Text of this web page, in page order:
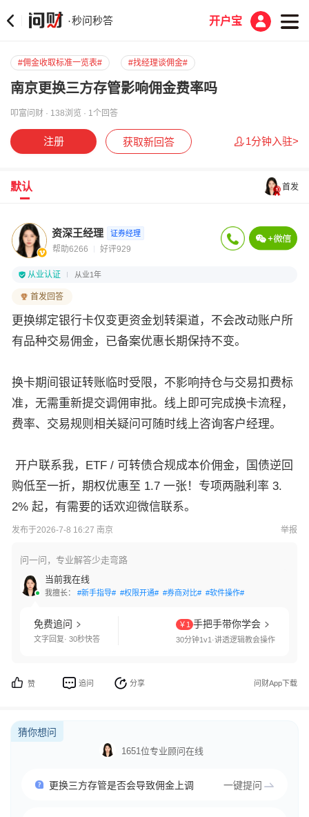
·秒问秒答 开户宝
#佣金收取标准一览表# #找经理谈佣金#
南京更换三方存管影响佣金费率吗
叩富问财 · 138浏览 · 1个回答
注册 获取新回答 1分钟入驻>
默认 首发
资深王经理 证券经理
帮助6266 好评929
从业认证 从业1年
首发回答
更换绑定银行卡仅变更资金划转渠道，不会改动账户所
有品种交易佣金，已备案优惠长期保持不变。
换卡期间银证转账临时受限，不影响持仓与交易扣费标
准，无需重新提交调佣审批。线上即可完成换卡流程，
费率、交易规则相关疑问可随时线上咨询客户经理。
开户联系我，ETF / 可转债合规成本价佣金，国债逆回
购低至一折，期权优惠至 1.7 一张！专项两融利率 3.
2% 起，有需要的话欢迎微信联系。
发布于2026-7-8 16:27 南京 举报
问一问，专业解答少走弯路
当前我在线
我擅长： #新手指导# #权限开通# #券商对比# #软件操作#
免费追问
文字回复· 30秒快答
￥1 手把手带你学会
30分钟1v1·讲透逻辑教会操作
赞 追问 分享 问财App下载
猜你想问
1651位专业顾问在线
更换三方存管是否会导致佣金上调 一键提问